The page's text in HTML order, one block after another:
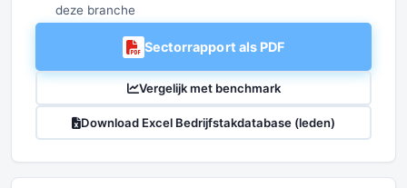
deze branche
Sectorrapport als PDF
Vergelijk met benchmark
Download Excel Bedrijfstakdatabase (leden)